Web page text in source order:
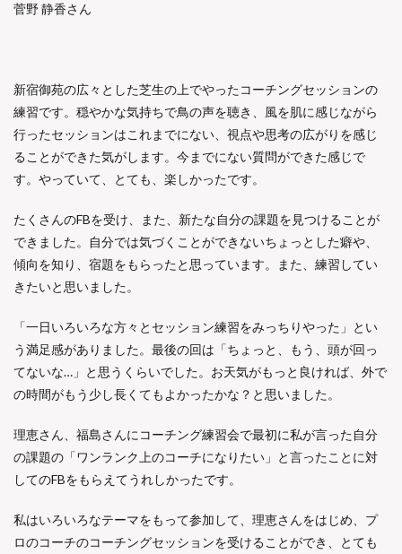
菅野 静香さん
新宿御苑の広々とした芝生の上でやったコーチングセッションの
練習です。穏やかな気持ちで鳥の声を聴き、風を肌に感じながら
行ったセッションはこれまでにない、視点や思考の広がりを感じ
ることができた気がします。今までにない質問ができた感じで
す。やっていて、とても、楽しかったです。
たくさんのFBを受け、また、新たな自分の課題を見つけることが
できました。自分では気づくことができないちょっとした癖や、
傾向を知り、宿題をもらったと思っています。また、練習してい
きたいと思いました。
「一日いろいろな方々とセッション練習をみっちりやった」とい
う満足感がありました。最後の回は「ちょっと、もう、頭が回っ
てないな… 」と思うくらいでした。お天気がもっと良ければ、外で
の時間がもう少し長くてもよかったかな？と思いました。
理恵さん、福島さんにコーチング練習会で最初に私が言った自分
の課題の「ワンランク上のコーチになりたい」と言ったことに対
してのFBをもらえてうれしかったです。
私はいろいろなテーマをもって参加して、理恵さんをはじめ、プ
ロのコーチのコーチングセッションを受けることができ、とても